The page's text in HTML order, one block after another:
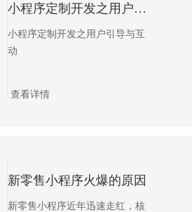
小程序定制开发之用户引导与互动
小程序定制开发之用户引导与互
动
查看详情
新零售小程序火爆的原因
新零售小程序近年迅速走红，核